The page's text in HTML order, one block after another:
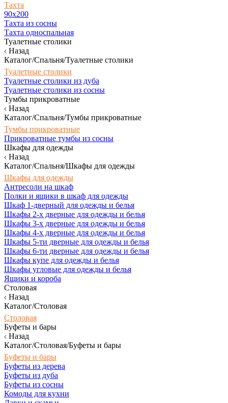
Тахта
90х200
Тахта из сосны
Тахта односпальная
Туалетные столики
Назад
Каталог/Спальня/Туалетные столики
Туалетные столики
Туалетные столики из дуба
Туалетные столики из сосны
Тумбы прикроватные
Назад
Каталог/Спальня/Тумбы прикроватные
Тумбы прикроватные
Прикроватные тумбы из сосны
Шкафы для одежды
Назад
Каталог/Спальня/Шкафы для одежды
Шкафы для одежды
Антресоли на шкаф
Полки и ящики в шкаф для одежды
Шкаф 1-дверный для одежды и белья
Шкафы 2-х дверные для одежды и белья
Шкафы 3-х дверные для одежды и белья
Шкафы 4-х дверные для одежды и белья
Шкафы 5-ти дверные для одежды и белья
Шкафы 6-ти дверные для одежды и белья
Шкафы купе для одежды и белья
Шкафы угловые для одежды и белья
Ящики и короба
Столовая
Назад
Каталог/Столовая
Столовая
Буфеты и бары
Назад
Каталог/Столовая/Буфеты и бары
Буфеты и бары
Буфеты из дерева
Буфеты из дуба
Буфеты из сосны
Комоды для кухни